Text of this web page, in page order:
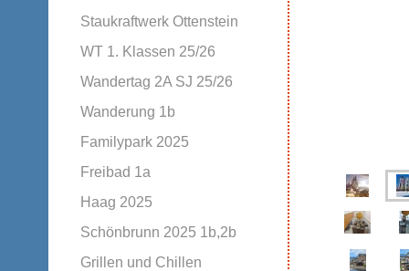
Staukraftwerk Ottenstein
WT 1. Klassen 25/26
Wandertag 2A SJ 25/26
Wanderung 1b
Familypark 2025
Freibad 1a
Haag 2025
Schönbrunn 2025 1b,2b
Grillen und Chillen